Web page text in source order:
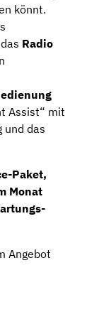
könnt.
Radio
Assist“ mit
und das
Paket,
Monat
Angebot